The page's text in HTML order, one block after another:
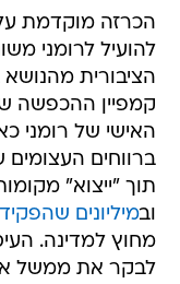
הכרזה מוקדמת
להועיל לרומני
הציבורית
קמפיין ההכפשה
האישי של רומני
ברווחים
תוך "ייצוא"
ובמיליונים
מחוץ למדינה.
לבקר את ממשל